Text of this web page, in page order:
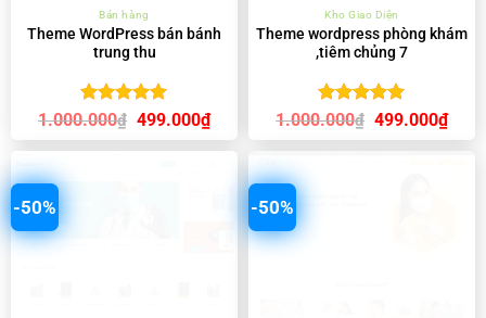
Bán hàng
Theme WordPress bán bánh
trung thu
Được xếp
hạng5.00
5 sao
1.000.000₫ Giá
là:
499.000₫Giá
hiện
tại
499.000₫.
Kho Giao Diện
Theme wordpress phòng khám
,tiêm chủng 7
Được xếp
hạng5.00
5 sao
1.000.000₫ Giá
là:
499.000₫Giá
hiện
tại
-50% -50%